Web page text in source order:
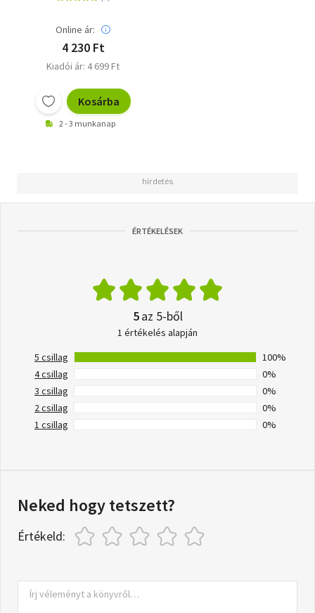
Online ár:
4 230 Ft
Kiadói ár: 4 699 Ft
Kosárba
2 - 3 munkanap
ÉRTÉKELÉSEK
5az 5-ből
1 értékelés alapján
5 csillag
100%
4 csillag
0%
3 csillag
0%
2 csillag
0%
1 csillag
0%
Neked hogy tetszett?
Értékeld: